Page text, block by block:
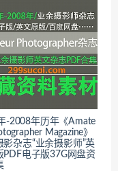
-2008年历年《Amate
Magazine》
影杂志“业余摄影师”英
PDF电子版37G网盘资